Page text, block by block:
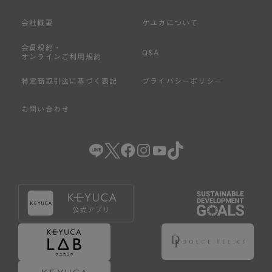
会社概要 ケユカについて
会員規約・
オンラインご利用規約
Q&A
特定商取引法に基づく表記 プライバシーポリシー
お問い合わせ